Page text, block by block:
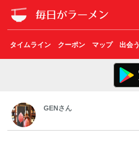
タイムライン クーポン マップ 出会う
GENさん